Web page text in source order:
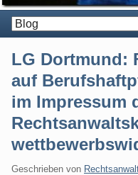
LG Dortmund:
auf
im Impressum
Geschrieben von